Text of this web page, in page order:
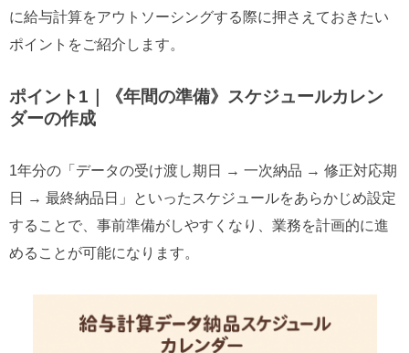
に給与計算をアウトソーシングする際に押さえておきたい
ポイントをご紹介します。
ポイント1｜《年間の準備》スケジュールカレン
ダーの作成
1年分の「データの受け渡し期日 → 一次納品 → 修正対応期
日 → 最終納品日」といったスケジュールをあらかじめ設定
することで、事前準備がしやすくなり、業務を計画的に進
めることが可能になります。